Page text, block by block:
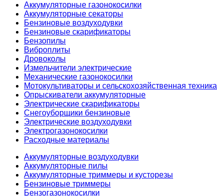
Аккумуляторные газонокосилки
Аккумуляторные секаторы
Бензиновые воздуходувки
Бензиновые скарификаторы
Бензопилы
Виброплиты
Дровоколы
Измельчители электрические
Механические газонокосилки
Мотокультиваторы и сельскохозяйственная техника
Опрыскиватели аккумуляторные
Электрические скарификаторы
Снегоуборщики бензиновые
Электрические воздуходувки
Электрогазонокосилки
Расходные материалы
Аккумуляторные воздуходувки
Аккумуляторные пилы
Аккумуляторные триммеры и кусторезы
Бензиновые триммеры
Бензогазонокосилки